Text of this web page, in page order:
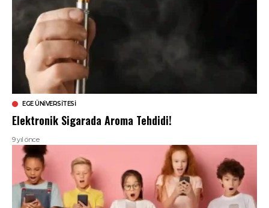
EGE ÜNIVERSITESI
Elektronik Sigarada Aroma Tehdidi!
9 yıl önce